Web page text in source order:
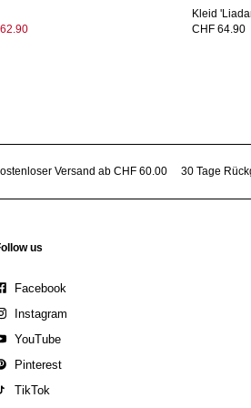
Kleid
CHF 64.90
Versand ab CHF 60.00 30 Tage
us
Facebook
Instagram
YouTube
Pinterest
TikTok